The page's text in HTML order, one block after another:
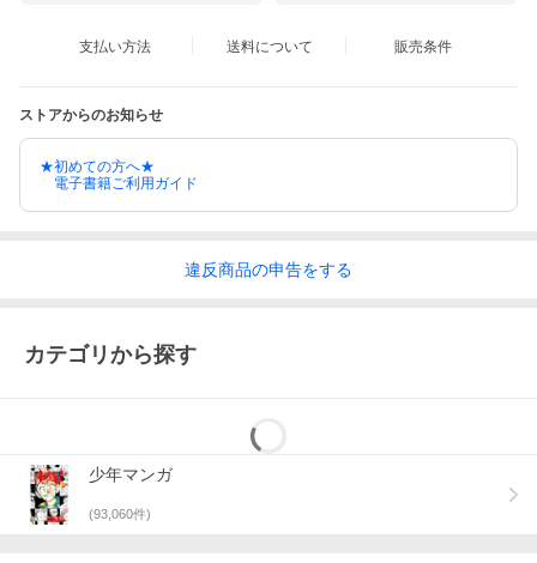
支払い方法 送料について 販売条件
ストアからのお知らせ
★初めての方へ★
電子書籍ご利用ガイド
違反商品の申告をする
カテゴリから探す
少年マンガ
(93,060件)